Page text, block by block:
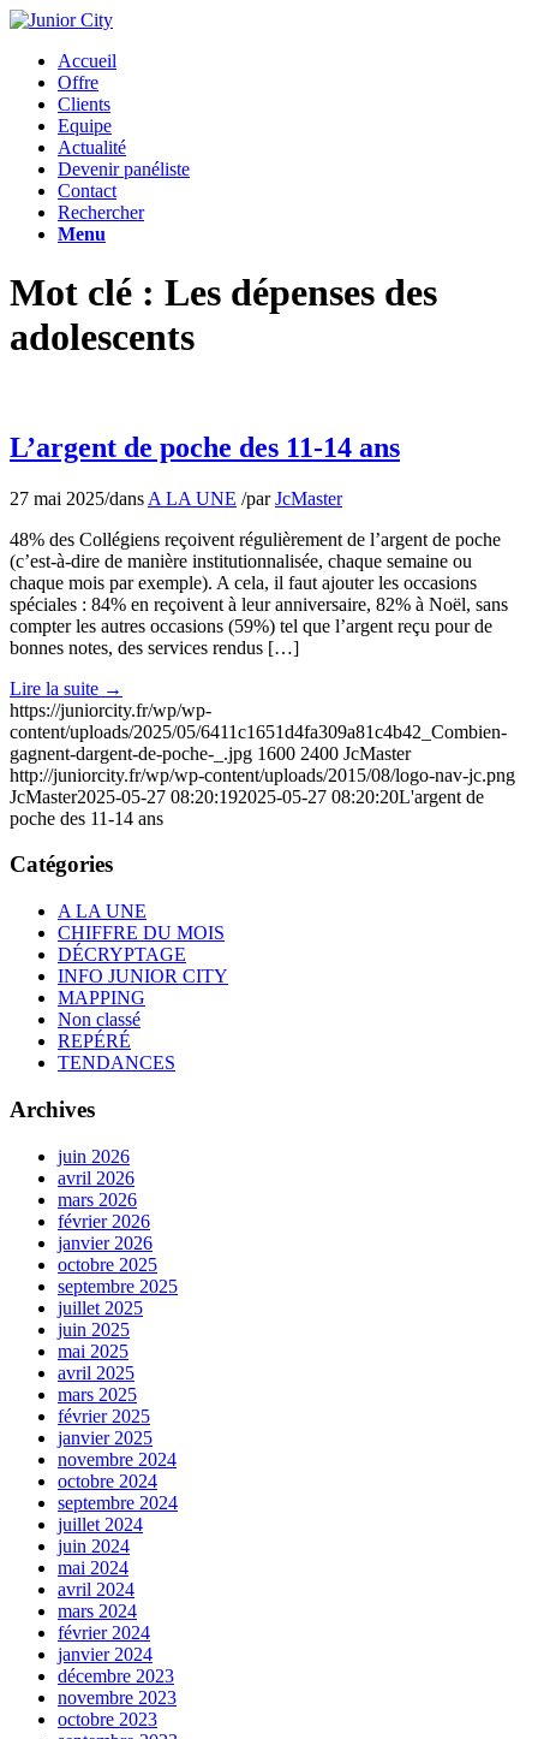
Accueil
Offre
Clients
Equipe
Actualité
Devenir panéliste
Contact
Rechercher
Menu
Mot clé : Les dépenses des
adolescents
L’argent de poche des 11-14 ans
27 mai 2025/dans A LA UNE /parJcMaster
48% des Collégiens reçoivent régulièrement de l’argent de poche
(c’est-à-dire de manière institutionnalisée, chaque semaine ou
chaque mois par exemple). A cela, il faut ajouter les occasions
spéciales : 84% en reçoivent à leur anniversaire, 82% à Noël, sans
compter les autres occasions (59%) tel que l’argent reçu pour de
bonnes notes, des services rendus […]
Lire la suite →
https://juniorcity.fr/wp/wp-
content/uploads/2025/05/6411c1651d4fa309a81c4b42_Combien-
gagnent-dargent-de-poche-_.jpg 1600 2400 JcMaster
http://juniorcity.fr/wp/wp-content/uploads/2015/08/logo-nav-jc.png
JcMaster2025-05-27 08:20:192025-05-27 08:20:20L'argent de
poche des 11-14 ans
Catégories
A LA UNE
CHIFFRE DU MOIS
DÉCRYPTAGE
INFO JUNIOR CITY
MAPPING
Non classé
REPÉRÉ
TENDANCES
Archives
juin 2026
avril 2026
mars 2026
février 2026
janvier 2026
octobre 2025
septembre 2025
juillet 2025
juin 2025
mai 2025
avril 2025
mars 2025
février 2025
janvier 2025
novembre 2024
octobre 2024
septembre 2024
juillet 2024
juin 2024
mai 2024
avril 2024
mars 2024
février 2024
janvier 2024
décembre 2023
novembre 2023
octobre 2023